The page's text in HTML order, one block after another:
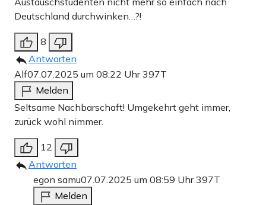
Deutschland durchwinken…?!
8
Antworten
Alf07.07.2025 um 08:22 Uhr397T
Melden
Seltsame Nachbarschaft! Umgekehrt geht immer,
zurück wohl nimmer.
12
Antworten
egon samu07.07.2025 um 08:59 Uhr397T
Melden